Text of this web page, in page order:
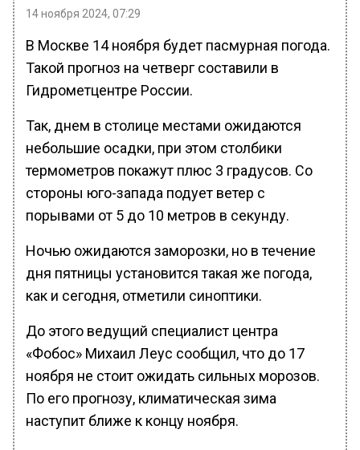
14 ноября 2024, 07:29
В Москве 14 ноября будет пасмурная погода.
Такой прогноз на четверг составили в
Гидрометцентре России.
Так, днем в столице местами ожидаются
небольшие осадки, при этом столбики
термометров покажут плюс 3 градусов. Со
стороны юго-запада подует ветер с
порывами от 5 до 10 метров в секунду.
Ночью ожидаются заморозки, но в течение
дня пятницы установится такая же погода,
как и сегодня, отметили синоптики.
До этого ведущий специалист центра
«Фобос» Михаил Леус сообщил, что до 17
ноября не стоит ожидать сильных морозов.
По его прогнозу, климатическая зима
наступит ближе к концу ноября.